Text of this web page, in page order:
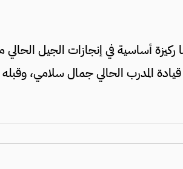
البالغ من العمر 26 عاما ركيزة أساسية في إنجازات
2024 و2025 تحت قيادة المدرب الحالي جمال